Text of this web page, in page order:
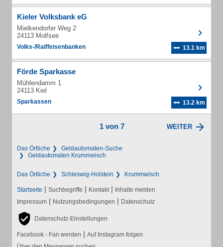
Kieler Volksbank eG
Mielkendorfer Weg 2
24113 Molfsee
Volks-/Raiffeisenbanken 13.1 km
Förde Sparkasse
Mühlendamm 1
24113 Kiel
Sparkassen 13.2 km
1 von 7 WEITER
Das Örtliche
Geldautomaten-Suche
Geldautomaten Krummwisch
Das Örtliche Schleswig-Holstein Krummwisch
Startseite | Suchbegriffe | Kontakt | Inhalte melden
Impressum | Nutzungsbedingungen | Datenschutz
Datenschutz-Einstellungen
Facebook - Fan werden | Auf Instagram folgen